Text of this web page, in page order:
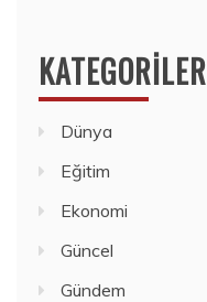
KATEGORILER
Dünya
Eğitim
Ekonomi
Güncel
Gündem